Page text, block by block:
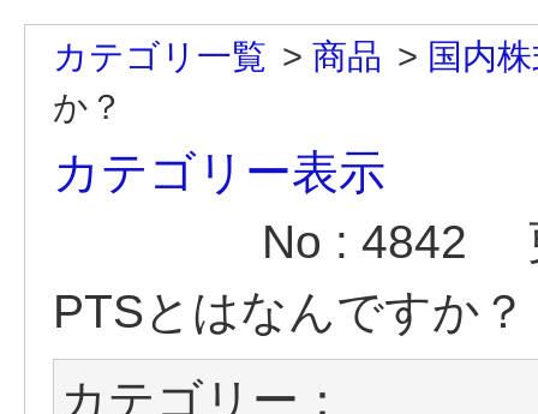
カテゴリ一覧 > 商品 > 国内
か？
カテゴリー表示
No : 4842
PTSとはなんですか？
カテゴリー：